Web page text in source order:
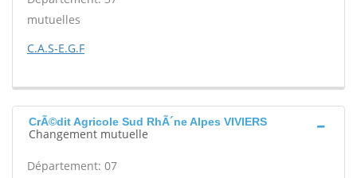
mutuelles
C.A.S-E.G.F
CrÃ©dit Agricole Sud RhÃ´ne Alpes VIVIERS
Changement mutuelle
Département: 07